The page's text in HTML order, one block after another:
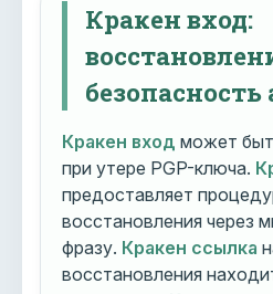
Кракен вход:
Кракен вход может
при утере PGP-ключа.
предоставляет
восстановления через
фразу. Кракен ссылка
восстановления